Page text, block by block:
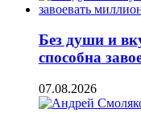
Без души и
способна
07.08.2026